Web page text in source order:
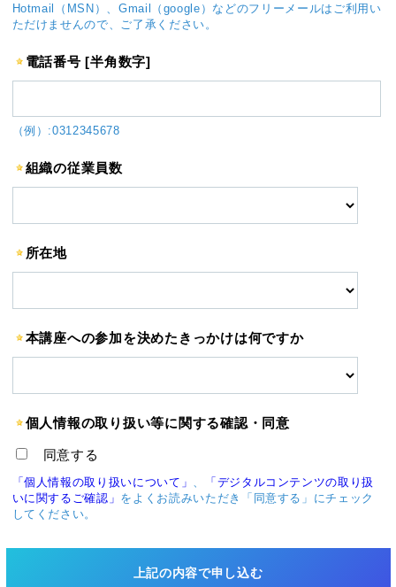
Hotmail（MSN）、Gmail（google）などのフリーメールはご利用い
ただけませんので、ご了承ください。
電話番号 [半角数字]
（例）:0312345678
組織の従業員数
所在地
本講座への参加を決めたきっかけは何ですか
個人情報の取り扱い等に関する確認・同意
同意する
「個人情報の取り扱いについて」
「デジタルコンテンツの取り扱
いに関するご確認」 をよくお読みいただき「同意する」にチェック
してください。